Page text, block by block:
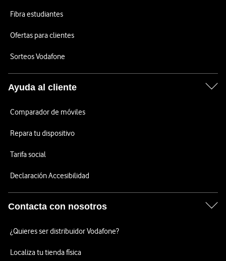
Fibra estudiantes
Ofertas para clientes
Sorteos Vodafone
Ayuda al cliente
Comparador de móviles
Repara tu dispositivo
Tarifa social
Declaración Accesibilidad
Contacta con nosotros
¿Quieres ser distribuidor Vodafone?
Localiza tu tienda física